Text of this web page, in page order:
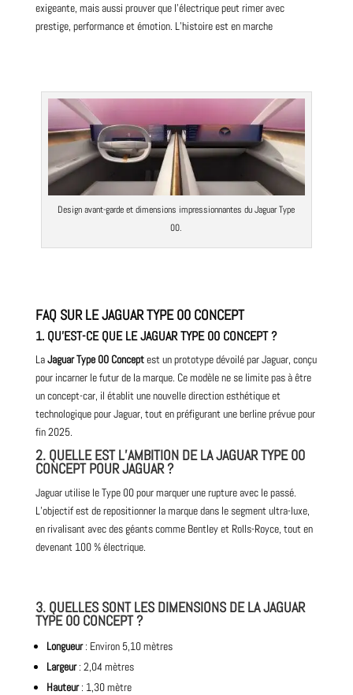
exigeante, mais aussi prouver que l’électrique peut rimer avec
prestige, performance et émotion. L’histoire est en marche
Design avant-garde et dimensions impressionnantes du Jaguar Type
00.
FAQ SUR LE JAGUAR TYPE 00 CONCEPT
1. QU’EST-CE QUE LE JAGUAR TYPE 00 CONCEPT ?
LaJaguar Type 00 Conceptest un prototype dévoilé par Jaguar, conçu
pour incarner le futur de la marque. Ce modèle ne se limite pas à être
un concept-car, il établit une nouvelle direction esthétique et
technologique pour Jaguar, tout en préfigurant une berline prévue pour
fin2025.
2. QUELLE EST L’AMBITION DE LA JAGUAR TYPE 00
CONCEPT POUR JAGUAR ?
Jaguar utilise le Type 00 pour marquer une rupture avec le passé.
L’objectif est de repositionner la marque dans le segment ultra-luxe,
en rivalisant avec des géants comme Bentley et Rolls-Royce, tout en
devenant 100 % électrique.
3. QUELLES SONT LES DIMENSIONS DE LA JAGUAR
TYPE 00 CONCEPT ?
Longueur: Environ 5,10 mètres
Largeur: 2,04 mètres
Hauteur: 1,30 mètre